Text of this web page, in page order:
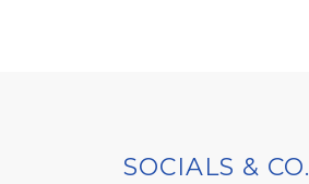
SOCIALS & CO.